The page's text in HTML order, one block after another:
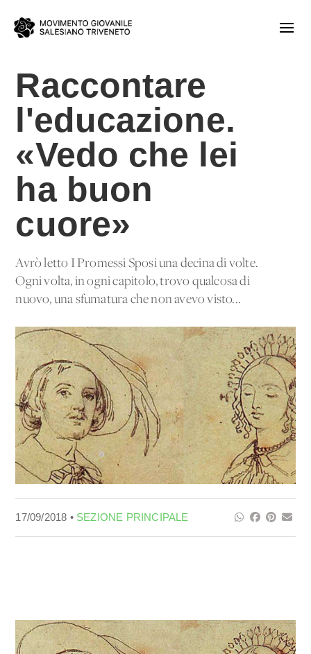
Raccontare
l'educazione.
«Vedo che lei
ha buon
cuore»
Avrò letto I Promessi Sposi una decina di volte.
Ogni volta, in ogni capitolo, trovo qualcosa di
nuovo, una sfumatura che non avevo visto...
17/09/2018 • SEZIONE PRINCIPALE